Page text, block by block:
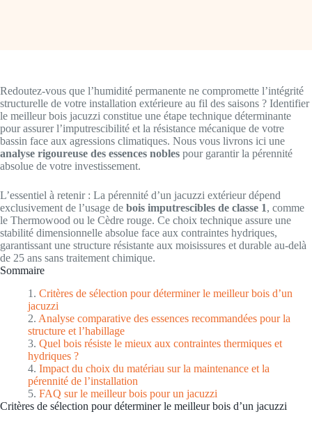
Redoutez-vous que l’humidité permanente ne compromette l’intégrité
structurelle de votre installation extérieure au fil des saisons ? Identifier
le meilleur bois jacuzzi constitue une étape technique déterminante
pour assurer l’imputrescibilité et la résistance mécanique de votre
bassin face aux agressions climatiques. Nous vous livrons ici une
analyse rigoureuse des essences nobles pour garantir la pérennité
absolue de votre investissement.
L’essentiel à retenir : La pérennité d’un jacuzzi extérieur dépend
exclusivement de l’usage de bois imputrescibles de classe 1, comme
le Thermowood ou le Cèdre rouge. Ce choix technique assure une
stabilité dimensionnelle absolue face aux contraintes hydriques,
garantissant une structure résistante aux moisissures et durable au-delà
de 25 ans sans traitement chimique.
Sommaire
Critères de sélection pour déterminer le meilleur bois d’un
jacuzzi
Analyse comparative des essences recommandées pour la
structure et l’habillage
Quel bois résiste le mieux aux contraintes thermiques et
hydriques ?
Impact du choix du matériau sur la maintenance et la
pérennité de l’installation
FAQ sur le meilleur bois pour un jacuzzi
Critères de sélection pour déterminer le meilleur bois d’un jacuzzi